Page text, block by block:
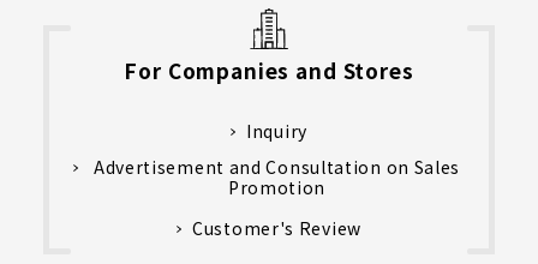
For Companies and Stores
Inquiry
Advertisement and Consultation on Sales
Promotion
Customer's Review